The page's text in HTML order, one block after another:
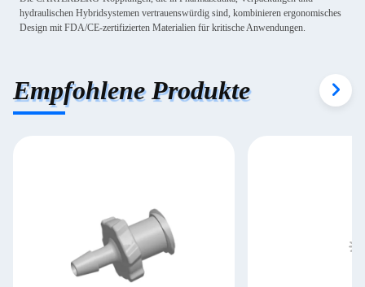
hydraulischen Hybridsystemen vertrauenswürdig sind, kombinieren ergonomisches
Design mit FDA/CE-zertifizierten Materialien für kritische Anwendungen.
Empfohlene Produkte